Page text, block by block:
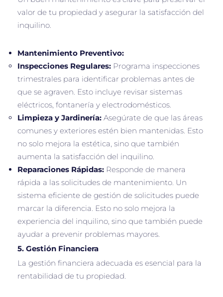
valor de tu propiedad y asegurar la satisfacción del
inquilino.
Mantenimiento Preventivo:
Inspecciones Regulares: Programa inspecciones
trimestrales para identificar problemas antes de
que se agraven. Esto incluye revisar sistemas
eléctricos, fontanería y electrodomésticos.
Limpieza y Jardinería: Asegúrate de que las áreas
comunes y exteriores estén bien mantenidas. Esto
no solo mejora la estética, sino que también
aumenta la satisfacción del inquilino.
Reparaciones Rápidas: Responde de manera
rápida a las solicitudes de mantenimiento. Un
sistema eficiente de gestión de solicitudes puede
marcar la diferencia. Esto no solo mejora la
experiencia del inquilino, sino que también puede
ayudar a prevenir problemas mayores.
5. Gestión Financiera
La gestión financiera adecuada es esencial para la
rentabilidad de tu propiedad.